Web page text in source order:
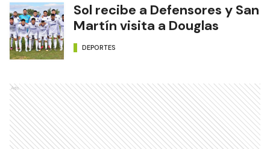
Sol recibe a Defensores y San
Martín visita a Douglas
DEPORTES
Ads